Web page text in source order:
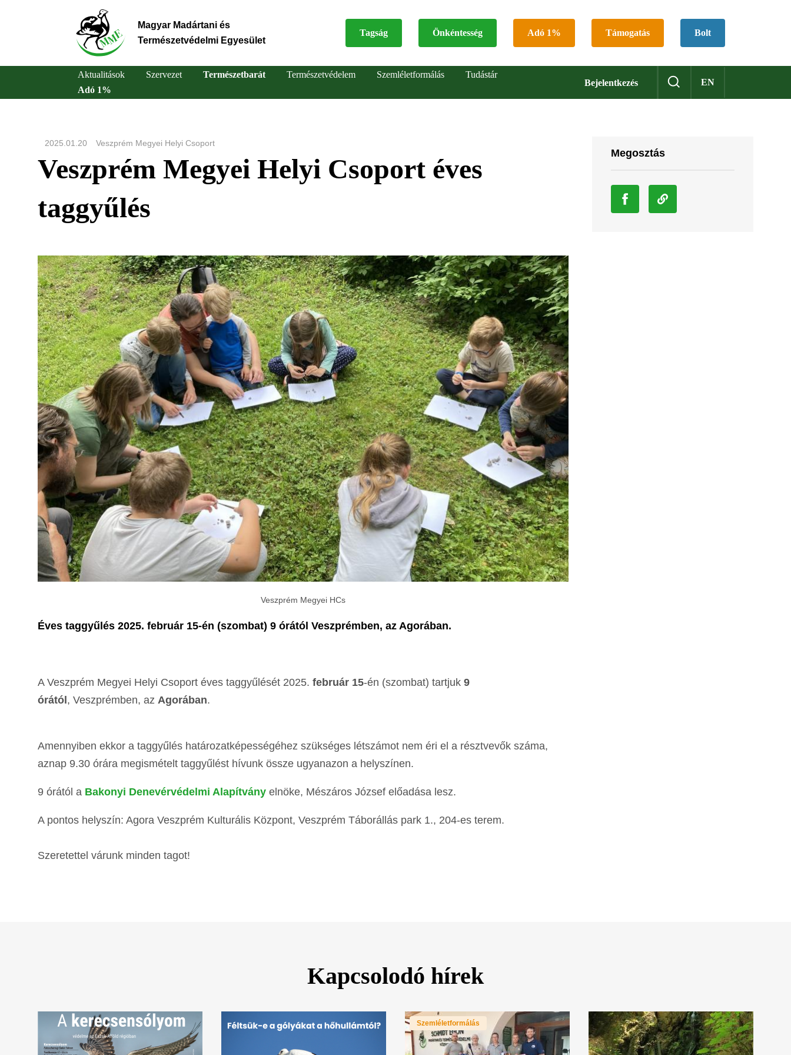
Magyar Madártani és
Természetvédelmi Egyesület
Top
Tagság Önkéntesség Adó 1% Támogatás Bolt
Bejelentkezés EN
Main
navigation
Aktualitások Szervezet Természetbarát Természetvédelem Szemléletformálás
Tudástár
Adó 1%
2025.01.20 Veszprém Megyei Helyi Csoport
Veszprém Megyei Helyi Csoport éves
taggyűlés
Veszprém Megyei HCs
Éves taggyűlés 2025. február 15-én (szombat) 9 órától Veszprémben, az Agorában.
A Veszprém Megyei Helyi Csoport éves taggyűlését 2025. február 15-én (szombat) tartjuk 9
órától, Veszprémben, az Agorában.
Amennyiben ekkor a taggyűlés határozatképességéhez szükséges létszámot nem éri el a résztvevők száma,
aznap 9.30 órára megismételt taggyűlést hívunk össze ugyanazon a helyszínen.
9 órától a Bakonyi Denevérvédelmi Alapítvány elnöke, Mészáros József előadása lesz.
A pontos helyszín: Agora Veszprém Kulturális Központ, Veszprém Táborállás park 1., 204-es terem.
Szeretettel várunk minden tagot!
Megosztás
Kapcsolodó hírek
Szemléletformálás